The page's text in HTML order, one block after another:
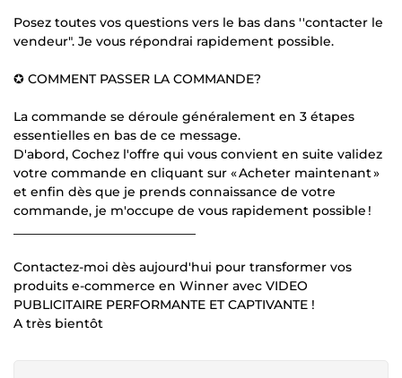
Posez toutes vos questions vers le bas dans ''contacter le
vendeur". Je vous répondrai rapidement possible.
✪ COMMENT PASSER LA COMMANDE?
La commande se déroule généralement en 3 étapes
essentielles en bas de ce message.
D'abord, Cochez l'offre qui vous convient en suite validez
votre commande en cliquant sur « Acheter maintenant »
et enfin dès que je prends connaissance de votre
commande, je m'occupe de vous rapidement possible !
Contactez-moi dès aujourd'hui pour transformer vos
produits e-commerce en Winner avec VIDEO
PUBLICITAIRE PERFORMANTE ET CAPTIVANTE !
A très bientôt